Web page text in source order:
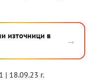
източници в
→
| 18.09.23 г.